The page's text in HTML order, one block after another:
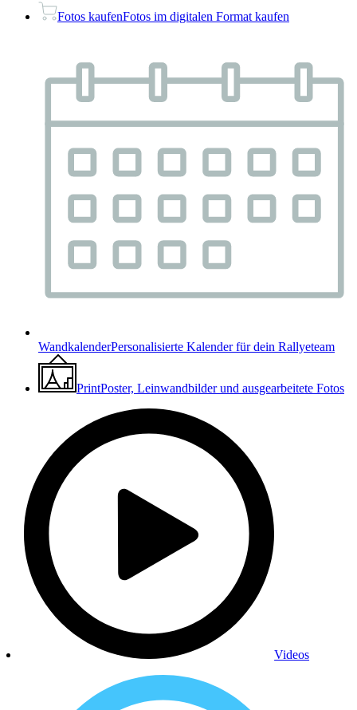
Fotos kaufenFotos im digitalen Format kaufen
WandkalenderPersonalisierte Kalender für dein Rallyeteam
PrintPoster, Leinwandbilder und ausgearbeitete Fotos
Videos